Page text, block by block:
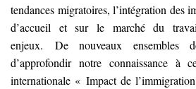
tendances migratoires, l’intégration des
d’accueil et sur le marché du
enjeux. De nouveaux ensembles
d’approfondir notre connaissance à
internationale « Impact de